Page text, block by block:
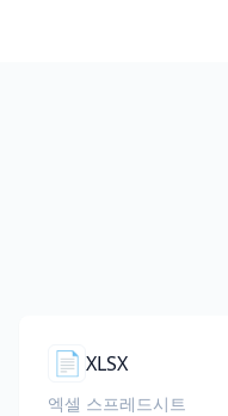
📄 XLSX
엑셀 스프레드시트